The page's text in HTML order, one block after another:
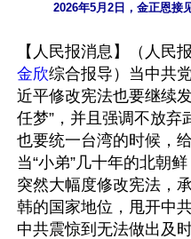
2026年5月2日，金正恩接
【人民报消息】（人民
金欣综合报导）当中共
近平修改宪法也要继续
任梦”，并且强调不放弃
也要统一台湾的时候，
当“小弟”几十年的北朝
突然大幅度修改宪法，
韩的国家地位，甩开中
中共震惊到无法做出及